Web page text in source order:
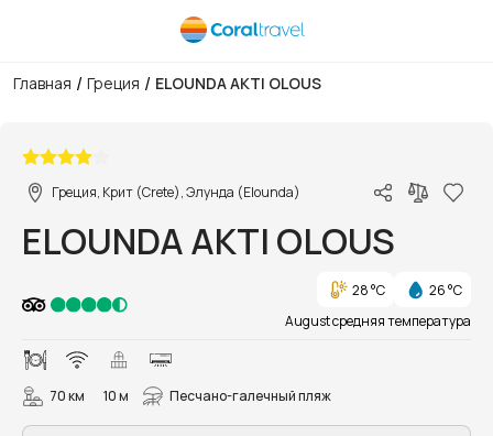
Главная / Греция / ELOUNDA AKTI OLOUS
Греция, Крит (Crete), Элунда (Elounda)
ELOUNDA AKTI OLOUS
28 °C
26 °C
August средняя температура
70 км 10 м Песчано-галечный пляж